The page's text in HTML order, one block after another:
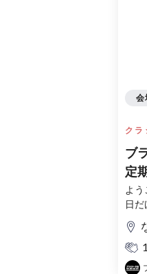
クラ
ブ
定
よう
日だ
会